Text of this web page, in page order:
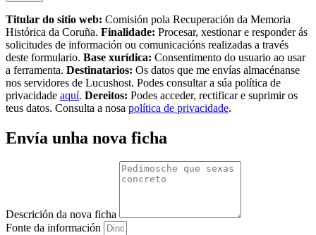
Titular do sitio web: Comisión pola Recuperación da Memoria
Histórica da Coruña. Finalidade: Procesar, xestionar e responder ás
solicitudes de información ou comunicacións realizadas a través
deste formulario. Base xurídica: Consentimento do usuario ao usar
a ferramenta. Destinatarios: Os datos que me envías almacénanse
nos servidores de Lucushost. Podes consultar a súa política de
privacidade aquí. Dereitos: Podes acceder, rectificar e suprimir os
teus datos. Consulta a nosa política de privacidade.
Envía unha nova ficha
Descrición da nova ficha
Fonte da información